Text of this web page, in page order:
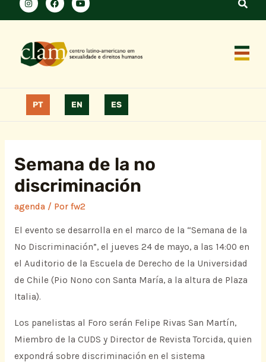
PT EN ES
Semana de la no
discriminación
agenda/ Por fw2
El evento se desarrolla en el marco de la “Semana de la
No Discriminación”, el jueves 24 de mayo, a las 14:00 en
el Auditorio de la Escuela de Derecho de la Universidad
de Chile (Pio Nono con Santa María, a la altura de Plaza
Italia).
Los panelistas al Foro serán Felipe Rivas San Martín,
Miembro de la CUDS y Director de Revista Torcida, quien
expondrá sobre discriminación en el sistema